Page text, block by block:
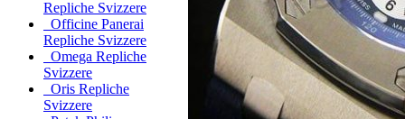
Repliche Svizzere
Officine Panerai
Repliche Svizzere
Omega Repliche
Svizzere
Oris Repliche
Svizzere